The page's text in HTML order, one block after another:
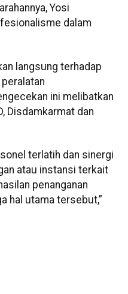
Yosi
dalam
langsung terhadap
ini melibatkan
Disdamkarmat dan
terlatih dan sinergi
atau instansi terkait
penanganan
hal utama tersebut,”